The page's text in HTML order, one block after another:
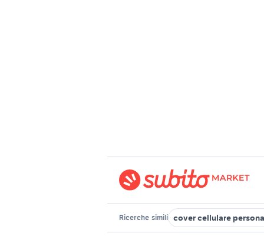
Ricerche simili cover cellulare